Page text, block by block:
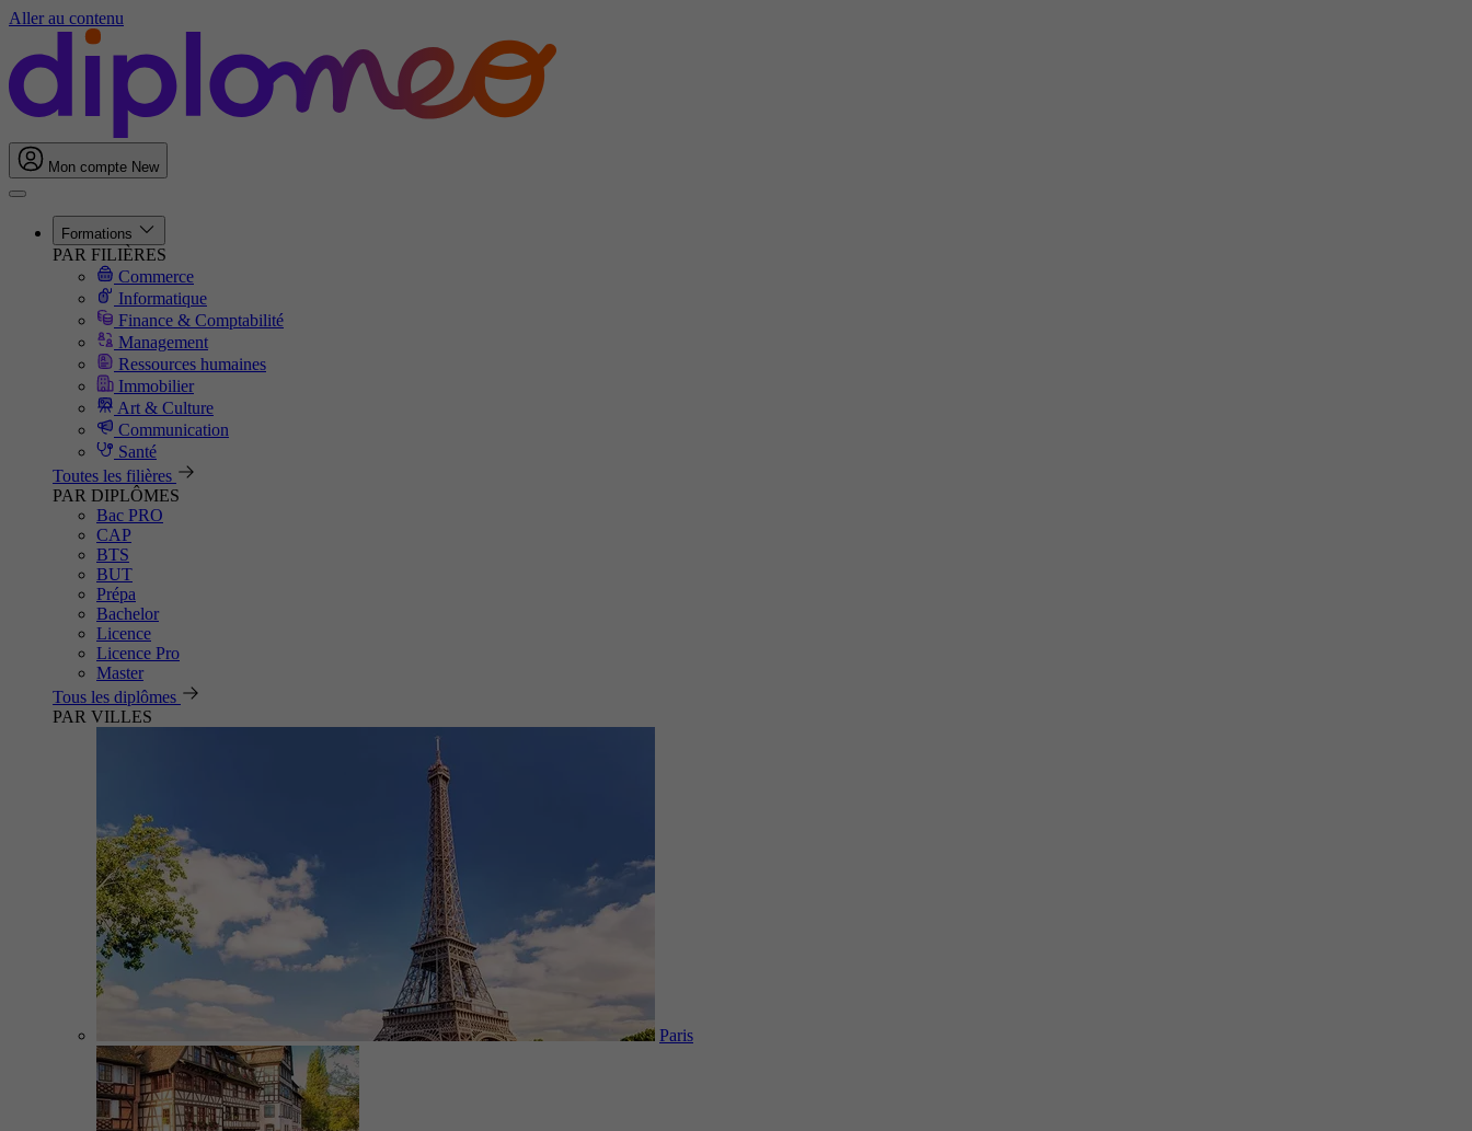
Aller au contenu
Mon compte New
Formations
PAR FILIÈRES
Commerce
Informatique
Finance & Comptabilité
Management
Ressources humaines
Immobilier
Art & Culture
Communication
Santé
Toutes les filières
PAR DIPLÔMES
Bac PRO
CAP
BTS
BUT
Prépa
Bachelor
Licence
Licence Pro
Master
Tous les diplômes
PAR VILLES
Paris